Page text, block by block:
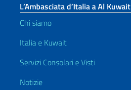
L’Ambasciata d’Italia a Al Kuwait
Chi siamo
Italia e Kuwait
Servizi Consolari e Visti
Notizie